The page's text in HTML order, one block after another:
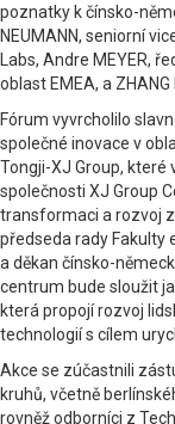
poznatky k čínsko-
NEUMANN, seniorní
Labs, Andre MEYER,
oblast EMEA, a
Fórum vyvrcholilo
společné inovace v
Tongji-XJ Group, které
společnosti XJ Group
transformaci a rozvoj
předseda rady Fakulty
a děkan čínsko-
centrum bude sloužit
která propojí rozvoj
technologií s cílem
Akce se zúčastnili
kruhů, včetně
rovněž odborníci z